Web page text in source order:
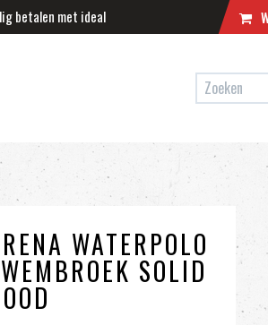
betalen met ideal
WINKELWAGEN
UW
VUL HEM MET
WATERPOLO
SOLID